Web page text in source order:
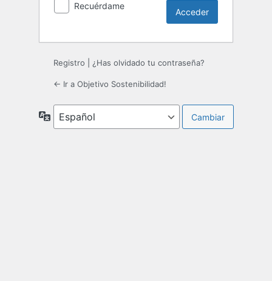
Recuérdame
Registro ¿Has olvidado tu contraseña?
← Ir a Objetivo Sostenibilidad!
Idioma